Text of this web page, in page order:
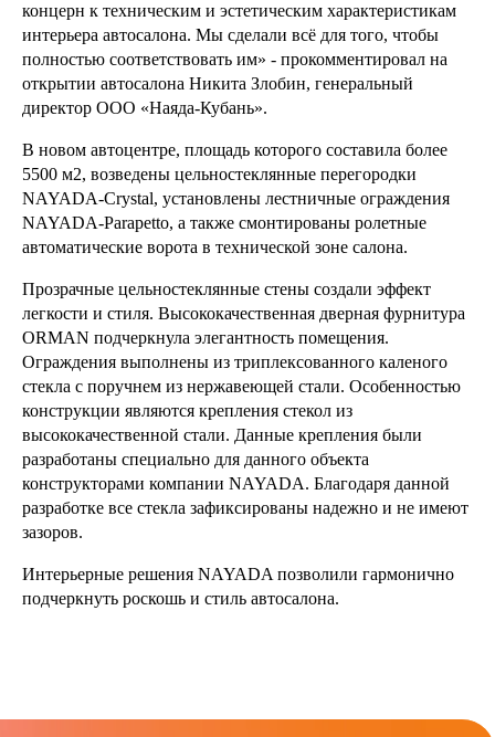
концерн к техническим и эстетическим характеристикам
интерьера автосалона. Мы сделали всё для того, чтобы
полностью соответствовать им» - прокомментировал на
открытии автосалона Никита Злобин, генеральный
директор ООО «Наяда-Кубань».
В новом автоцентре, площадь которого составила более
5500 м2, возведены цельностеклянные перегородки
NAYADA-Crystal, установлены лестничные ограждения
NAYADA-Parapetto, а также смонтированы ролетные
автоматические ворота в технической зоне салона.
Прозрачные цельностеклянные стены создали эффект
легкости и стиля. Высококачественная дверная фурнитура
ORMAN подчеркнула элегантность помещения.
Ограждения выполнены из триплексованного каленого
стекла с поручнем из нержавеющей стали. Особенностью
конструкции являются крепления стекол из
высококачественной стали. Данные крепления были
разработаны специально для данного объекта
конструкторами компании NAYADA. Благодаря данной
разработке все стекла зафиксированы надежно и не имеют
зазоров.
Интерьерные решения NAYADA позволили гармонично
подчеркнуть роскошь и стиль автосалона.